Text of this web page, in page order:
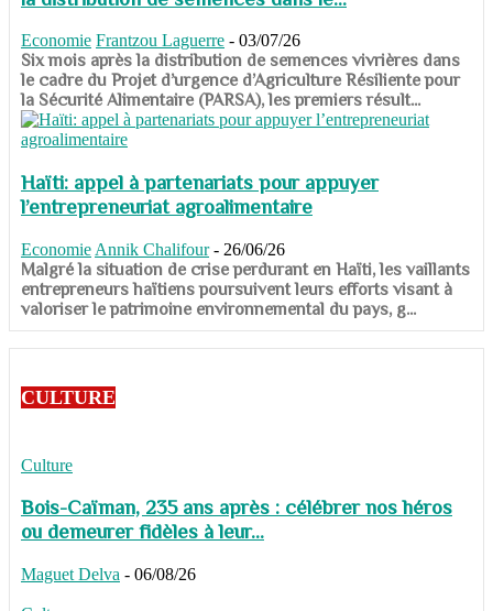
Economie Frantzou Laguerre - 03/07/26
​​​​​​​Six mois après la distribution de semences vivrières dans
le cadre du Projet d’urgence d’Agriculture Résiliente pour
la Sécurité Alimentaire (PARSA), les premiers résult...
Haïti: appel à partenariats pour appuyer
l’entrepreneuriat agroalimentaire
Economie Annik Chalifour - 26/06/26
​​​​​​​Malgré la situation de crise perdurant en Haïti, les vaillants
entrepreneurs haïtiens poursuivent leurs efforts visant à
valoriser le patrimoine environnemental du pays, g...
CULTURE
Culture
Bois-Caïman, 235 ans après : célébrer nos héros
ou demeurer fidèles à leur...
Maguet Delva - 06/08/26